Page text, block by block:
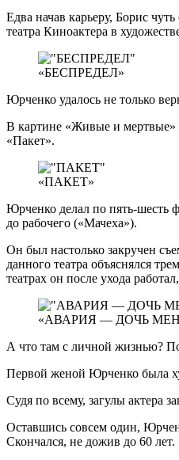
Едва начав карьеру, Борис
театра Киноактера в
«БЕСПРЕДЕЛ»
Юрченко удалось не только
В картине «Живые и мертвые»
«Пакет».
«ПАКЕТ»
Юрченко делал по пять-шесть
до рабочего («Мачеха»).
Он был настолько закручен
данного театра объяснялся
театрах он после ухода
«АВАРИЯ — ДОЧЬ
А что там с личной жизнью?
Первой женой Юрченко была
Судя по всему, загулы актера
Оставшись совсем один,
Скончался, не дожив до 60 лет.